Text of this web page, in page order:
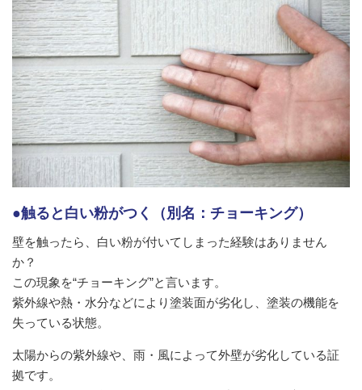
●触ると白い粉がつく（別名：チョーキング）
壁を触ったら、白い粉が付いてしまった経験はありません
か？
この現象を“チョーキング”と言います。
紫外線や熱・水分などにより塗装面が劣化し、塗装の機能を
失っている状態。
太陽からの紫外線や、雨・風によって外壁が劣化している証
拠です。